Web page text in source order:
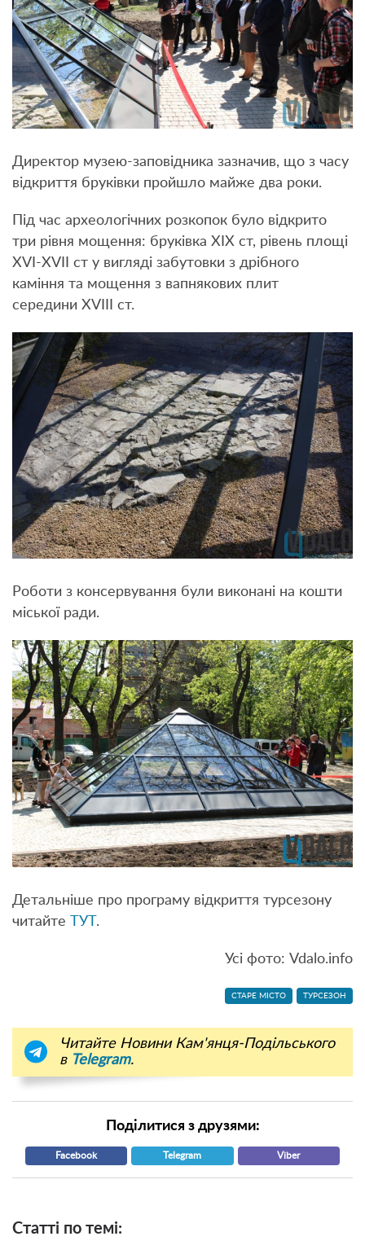
Директор музею-заповідника зазначив, що з часу
відкриття бруківки пройшло майже два роки.
Під час археологічних розкопок було відкрито
три рівня мощення: бруківка ХІХ ст, рівень площі
ХVI-XVII ст у вигляді забутовки з дрібного
каміння та мощення з вапнякових плит
середини XVIIІ ст.
Роботи з консервування були виконані на кошти
міської ради.
Детальніше про програму відкриття турсезону
читайте
ТУТ .
Усі фото: Vdalo.info
СТАРЕ МІСТО ТУРСЕЗОН
Читайте Новини Кам'янця-Подільського
в Telegram.
Поділитися з друзями:
Facebook Telegram Viber
Статті по темі: